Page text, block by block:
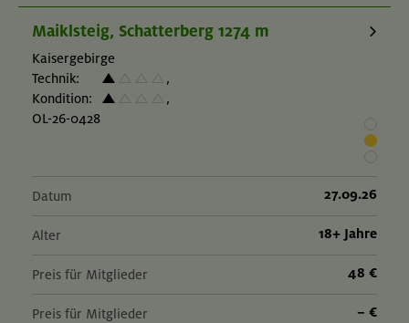
Maiklsteig, Schatterberg 1274 m
Kaisergebirge
Technik:
,
Kondition:
,
OL-26-0428
Datum 27.09.26
Alter 18+ Jahre
Preis für Mitglieder 48 €
Preis für Mitglieder
– €